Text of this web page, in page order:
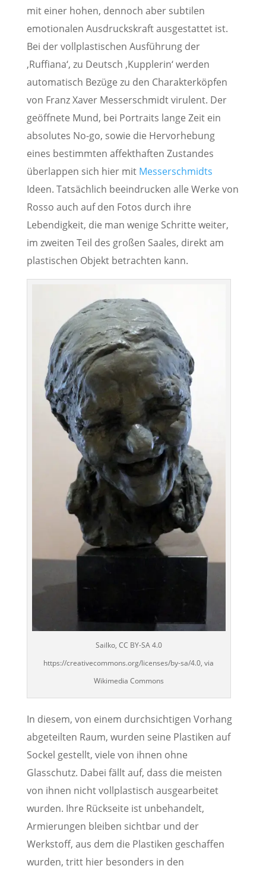
mit einer hohen, dennoch aber subtilen
emotionalen Ausdruckskraft ausgestattet ist.
Bei der vollplastischen Ausführung der
‚Ruffiana‘, zu Deutsch ‚Kupplerin‘ werden
automatisch Bezüge zu den Charakterköpfen
von Franz Xaver Messerschmidt virulent. Der
geöffnete Mund, bei Portraits lange Zeit ein
absolutes No-go, sowie die Hervorhebung
eines bestimmten affekthaften Zustandes
überlappen sich hier mit Messerschmidts
Ideen. Tatsächlich beeindrucken alle Werke von
Rosso auch auf den Fotos durch ihre
Lebendigkeit, die man wenige Schritte weiter,
im zweiten Teil des großen Saales, direkt am
plastischen Objekt betrachten kann.
Sailko, CC BY-SA 4.0
https://creativecommons.org/licenses/by-sa/4.0, via
Wikimedia Commons
In diesem, von einem durchsichtigen Vorhang
abgeteilten Raum, wurden seine Plastiken auf
Sockel gestellt, viele von ihnen ohne
Glasschutz. Dabei fällt auf, dass die meisten
von ihnen nicht vollplastisch ausgearbeitet
wurden. Ihre Rückseite ist unbehandelt,
Armierungen bleiben sichtbar und der
Werkstoff, aus dem die Plastiken geschaffen
wurden, tritt hier besonders in den